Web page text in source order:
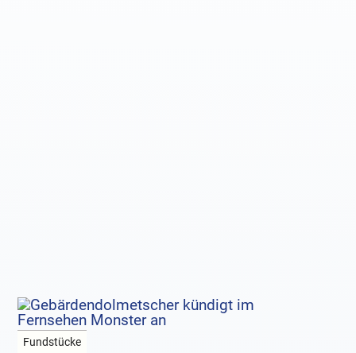
Fundstücke